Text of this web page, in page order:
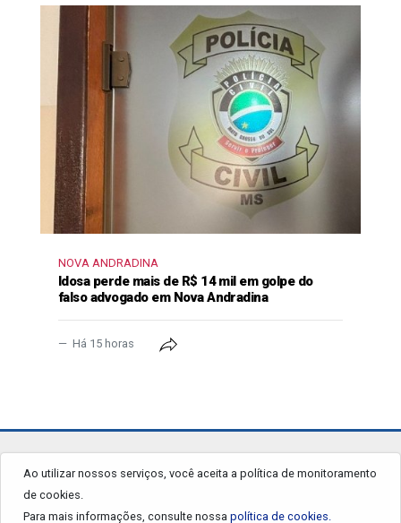
NOVA ANDRADINA
Idosa perde mais de R$ 14 mil em golpe do
falso advogado em Nova Andradina
Há 15 horas
Ao utilizar nossos serviços, você aceita a política de monitoramento
de cookies.
Para mais informações, consulte nossa política de cookies.
jornalgrandourados.com.br